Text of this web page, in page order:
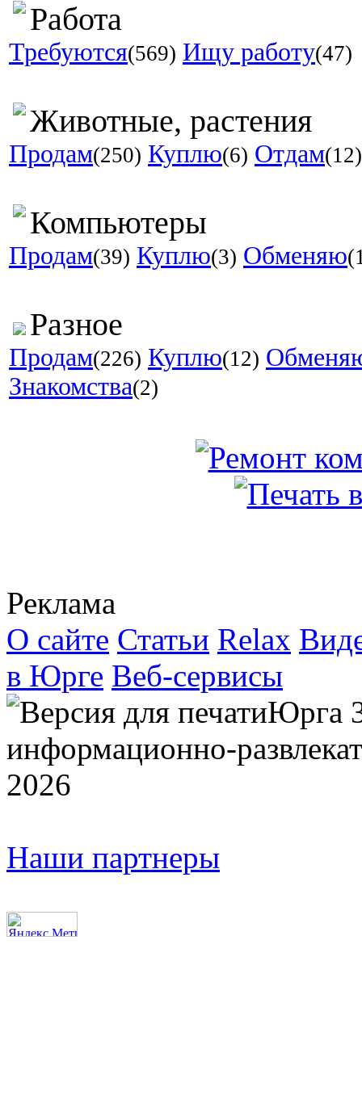
Работа
Требуются(569) Ищу работу(47)
Животные, растения
Продам(250) Куплю(6) Отдам(12)
Компьютеры
Продам(39) Куплю(3) Обменяю
Разное
Продам(226) Куплю(12)
Знакомства(2)
Реклама
О сайте Статьи Relax
в Юрге Веб-сервисы
Юрга
информационно-
2026
Наши партнеры